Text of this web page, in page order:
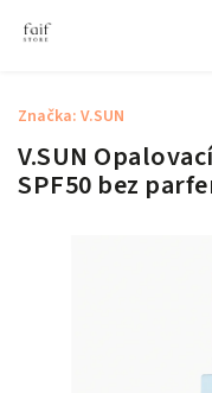
V.SUN
SPF50 bez
Značka: V.SUN